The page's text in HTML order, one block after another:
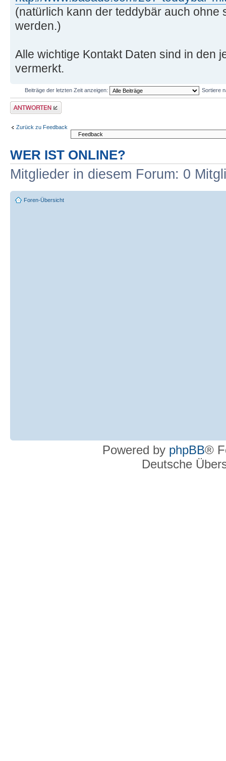
(natürlich kann der teddybär auch ohne
werden.)
Alle wichtige Kontakt Daten sind in den
vermerkt.
Beiträge der letzten Zeit anzeigen: Sortiere
Antwort erstellen
Zurück zu Feedback
WER IST ONLINE?
Mitglieder in diesem Forum: 0
Foren-Übersicht
Powered by phpBB®
Deutsche